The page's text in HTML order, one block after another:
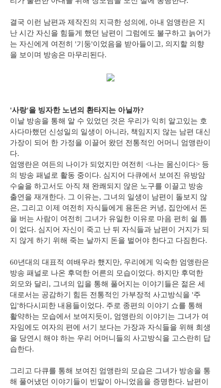
결국 이런 남편과 제작진의 지극한 성의에, 아내 엄앵란은 지
난 시간 자신을 힘들게 했던 남편이 그럼에도 불구하고 늙어가
는 자신에게 여전히 '기둥'이었음을 받아들이고, 의지할 의향
을 보이며 방송은 마무리된다.
'사랑'을 빙자한 노년의 환타지는 아닐까?
이날 방송을 통해 알 수 있었던 것은 우리가 익히 알고있는 호
사다마했던 신성일의 일생이 아니라, 책임지지 않는 남편 대신
가장이 되어 한 가정을 이끌어 왔던 전통적인 어머니 엄앵란이
다.
엄앵란은 여든의 나이가 되었지만 여전히 <나는 몸신이다> 등
의 방송 패널로 활동 중이다. 심지어 다큐에서 보여진 유방암
수술을 하고서도 아직 채 완쾌되지 않은 노구를 이끌고 방송
출연을 재개한다. 그 이유는, 그녀의 일생이 남편이 돌보지 않
은, 그리고 이제 여전히 자식들에게 용돈은 커녕, 집안에서 돈
을 버는 사람이 여전히 그녀가 유일한 이유로 마음 편히 쉴 틈
이 없다. 심지어 자신이 죽고 난 뒤 자식들과 남편이 거지가 되
지 않게 하기 위해 죽는 날까지 돈을 벌어야 한다고 다짐한다.
60년대의 대표적 여배우라 했지만, 우리에게 익숙한 엄앵란은
방송 패널로 나온 후덕한 어른의 모습이었다. 하지만 후덕한
외모와 달리, 그녀의 입을 통해 풀어지는 이야기들은 젊은 세
대로서는 공감하기 힘든 전통적인 가부장적 사고방식을 '주
입'하다시피한 내용들이었다. 주로 종편의 이야기 쇼를 통해
활약하는 모습에서 보여지듯이, 엄앵란의 이야기는 그녀가 여
자임에도 여자의 편에 서기 보다는 가장과 자식들을 위해 희생
을 당연시 해야 하는 우리 어머니들의 사고방식을 고스란히 답
습한다.
그리고 다큐를 통해 보여진 엄앵란의 모습은 그녀가 방송을 통
해 풀어냈던 이야기들이 빈말이 아니었음을 증명한다. 남편이